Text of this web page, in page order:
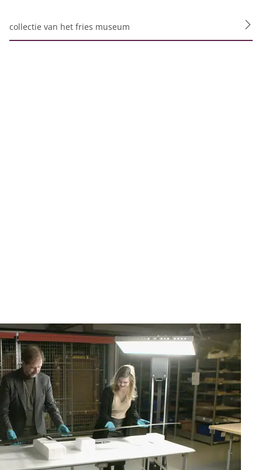
collectie van het fries museum
site bekijkt. Ze
van de
Maakt opslag
Maakt
aan analyse,
te wachten. Die
We maken